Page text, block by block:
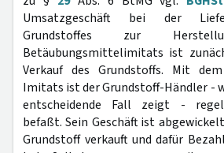
Umsatzgeschäft bei der
Grundstoffes zur
Betäubungsmittelimitats ist
Verkauf des Grundstoffs. Mit
Imitats ist der Grundstoff-Händler -
entscheidende Fall zeigt -
befaßt. Sein Geschäft ist
Grundstoff verkauft und dafür